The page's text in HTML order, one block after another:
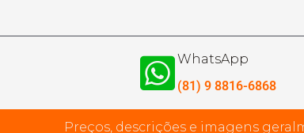
WhatsApp
(81) 9 8816-6868
Preços, descrições e imagens